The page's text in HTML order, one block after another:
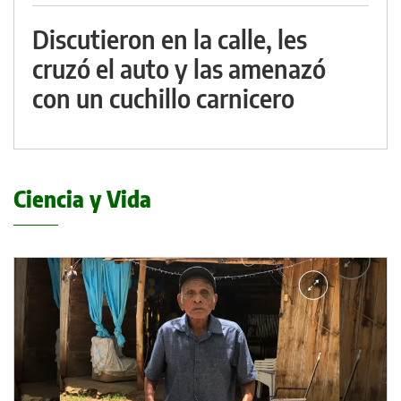
Discutieron en la calle, les
cruzó el auto y las amenazó
con un cuchillo carnicero
Ciencia y Vida